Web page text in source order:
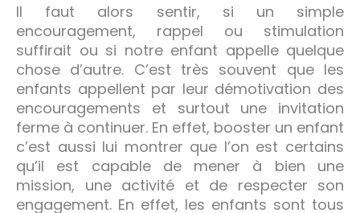
Il faut alors sentir, si un simple
encouragement, rappel ou stimulation
suffirait ou si notre enfant appelle quelque
chose d’autre. C’est très souvent que les
enfants appellent par leur démotivation des
encouragements et surtout une invitation
ferme à continuer. En effet, booster un enfant
c’est aussi lui montrer que l’on est certains
qu’il est capable de mener à bien une
mission, une activité et de respecter son
engagement. En effet, les enfants sont tous